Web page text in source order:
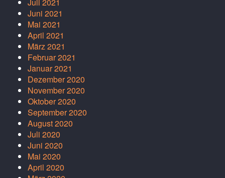
Juli 2021
Juni 2021
Mai 2021
April 2021
März 2021
Februar 2021
Januar 2021
Dezember 2020
November 2020
Oktober 2020
September 2020
August 2020
Juli 2020
Juni 2020
Mai 2020
April 2020